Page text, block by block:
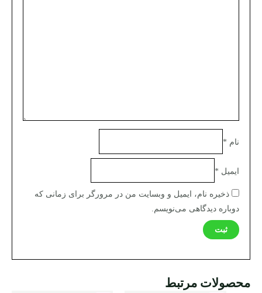
نام *
ایمیل *
ذخیره نام، ایمیل و وبسایت من در مرورگر برای زمانی که
دوباره دیدگاهی می‌نویسم.
محصولات مرتبط